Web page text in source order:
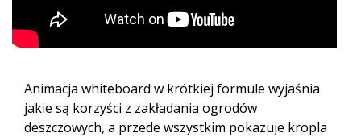
Animacja whiteboard w krótkiej formule wyjaśnia
jakie są korzyści z zakładania ogrodów
deszczowych, a przede wszystkim pokazuje kropla